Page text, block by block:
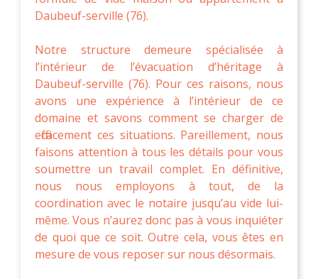
Daubeuf-serville (76).
Notre structure demeure spécialisée à
l’intérieur de l’évacuation d’héritage à
Daubeuf-serville (76). Pour ces raisons, nous
avons une expérience à l’intérieur de ce
domaine et savons comment se charger de
efficacement ces situations. Pareillement, nous
faisons attention à tous les détails pour vous
soumettre un travail complet. En définitive,
nous nous employons à tout, de la
coordination avec le notaire jusqu’au vide lui-
même. Vous n’aurez donc pas à vous inquiéter
de quoi que ce soit. Outre cela, vous êtes en
mesure de vous reposer sur nous désormais.